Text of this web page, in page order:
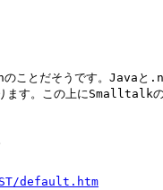
とだそうです。Javaと
ます。この上にSmalltalk
default.htm